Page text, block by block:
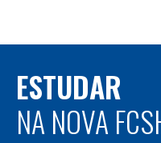
ESTUDAR
NA NOVA